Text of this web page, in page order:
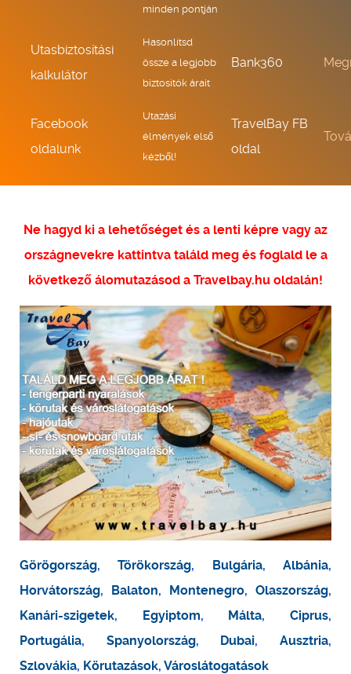
minden pontján
Utasbiztosítási
kalkulátor
Hasonlítsd
össze a legjobb
biztosítók árait
Bank360
Facebook
oldalunk
Utazási
élmények első
kézből!
TravelBay FB
oldal
Ne hagyd ki a lehetőséget és a lenti képre vagy az
országnevekre kattintva találd meg és foglald le a
következő álomutazásod a Travelbay.hu oldalán!
Görögország,Törökország, Bulgária,Albánia,
Horvátország, Balaton, Montenegro, Olaszország,
Kanári-szigetek, Egyiptom, Málta,Ciprus,
Portugália, Spanyolország, Dubai,Ausztria,
Szlovákia, Körutazások, Városlátogatások